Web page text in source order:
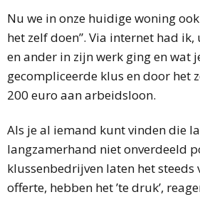
Nu we in onze huidige woning ook
het zelf doen”. Via internet had
en ander in zijn werk ging en wat
gecompliceerde klus en door het
200 euro aan arbeidsloon.
Als je al iemand kunt vinden die
langzamerhand niet onverdeeld
klussenbedrijven laten het
offerte, hebben het ’te druk’,